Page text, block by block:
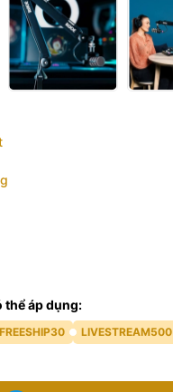
thể áp dụng:
FREESHIP30
LIVESTREAM500